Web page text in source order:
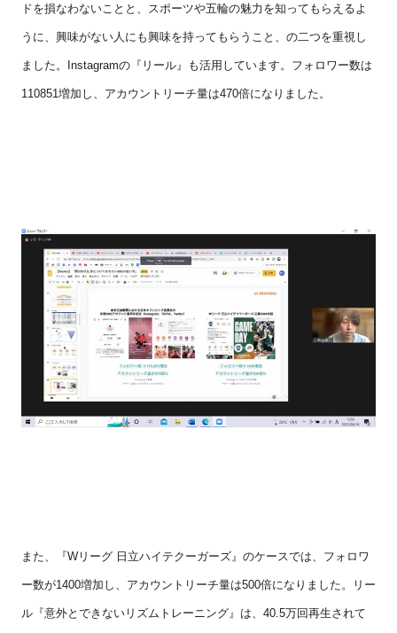
ドを損なわないことと、スポーツや五輪の魅力を知ってもらえるよ
うに、興味がない人にも興味を持ってもらうこと、の二つを重視し
ました。 Instagramの『リール』も活用しています。フォロワー数は
110851増加し、アカウントリーチ量は470倍になりました。
また、『Wリーグ 日立ハイテクーガーズ』のケースでは、フォロワ
ー数が1400増加し、アカウントリーチ量は500倍になりました。リー
ル『意外とできないリズムトレーニング』は、 40.5万回再生されて